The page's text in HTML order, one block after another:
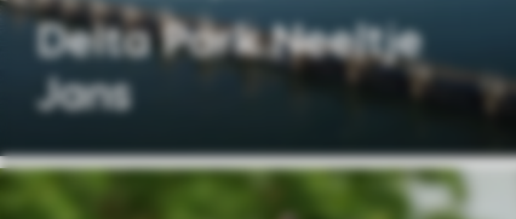
Delta Park Neeltje
Jans